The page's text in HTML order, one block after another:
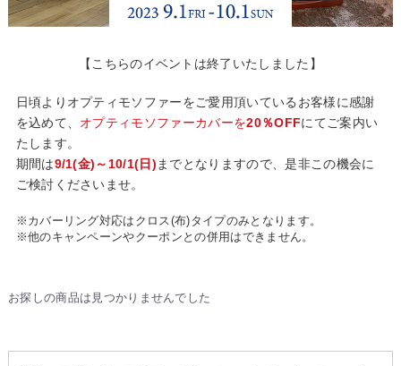
【こちらのイベントは終了いたしました】
日頃よりオプティモソファーをご愛用頂いているお客様に感謝
を込めて、 オプティモソファーカバーを20％OFFにてご案内い
たします。
期間は9/1(金)～10/1(日) までとなりますので、是非この機会に
ご検討くださいませ。
※カバーリング対応はクロス(布)タイプのみとなります。
※他のキャンペーンやクーポンとの併用はできません。
お探しの商品は見つかりませんでした